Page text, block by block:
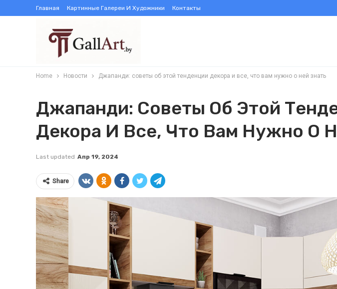
Главная Картинные Галереи И Художники Контакты
Home Новости Джапанди: советы об этой тенденции декора и все, что вам нужно о ней знать
Джапанди: Советы Об Этой
Декора И Все, Что Вам Нужно О
Last updated Апр 19, 2024
Share